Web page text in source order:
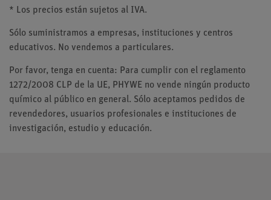
* Los precios están sujetos al IVA.
Sólo suministramos a empresas, instituciones y centros
educativos. No vendemos a particulares.
Por favor, tenga en cuenta: Para cumplir con el reglamento
1272/2008 CLP de la UE, PHYWE no vende ningún producto
químico al público en general. Sólo aceptamos pedidos de
revendedores, usuarios profesionales e instituciones de
investigación, estudio y educación.